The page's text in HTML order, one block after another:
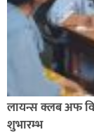
लायन्स क्लब अफ
शुभारम्भ